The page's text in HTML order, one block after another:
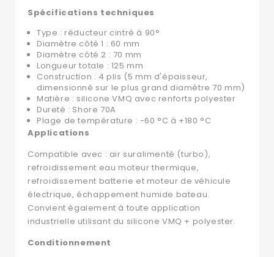
Spécifications techniques
Type : réducteur cintré à 90°
Diamètre côté 1 : 60 mm
Diamètre côté 2 : 70 mm
Longueur totale : 125 mm
Construction : 4 plis (5 mm d'épaisseur,
dimensionné sur le plus grand diamètre 70 mm)
Matière : silicone VMQ avec renforts polyester
Dureté : Shore 70A
Plage de température : -60 °C à +180 °C
Applications
Compatible avec : air suralimenté (turbo),
refroidissement eau moteur thermique,
refroidissement batterie et moteur de véhicule
électrique, échappement humide bateau.
Convient également à toute application
industrielle utilisant du silicone VMQ + polyester.
Conditionnement